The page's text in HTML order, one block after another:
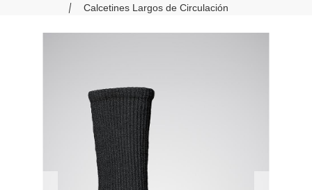
Calcetines Largos de Circulación